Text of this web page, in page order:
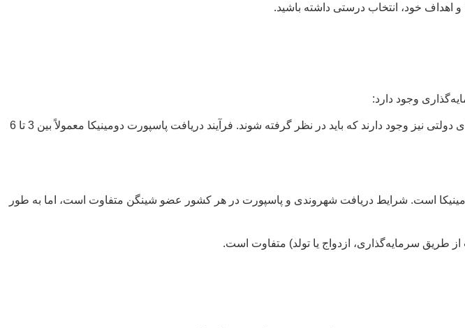
و اهداف خود، انتخاب درستی داشته باشید.
علاوه بر این سرمایه‌گذاری‌ها، هزینه‌های دیگری مانند هزینه‌های بررسی مدارک، هزینه‌های قانونی و هزینه‌های دولتی نیز وجود دارند که باید در نظر گرفته شوند. فرآیند دریافت پاسپورت دومینیکا معمولاً بین 3 تا 6
است. شرایط دریافت شهروندی و پاسپورت در هر کشور عضو شینگن متفاوت است، اما به طور
طریق سرمایه‌گذاری، ازدواج یا تولد) متفاوت است.